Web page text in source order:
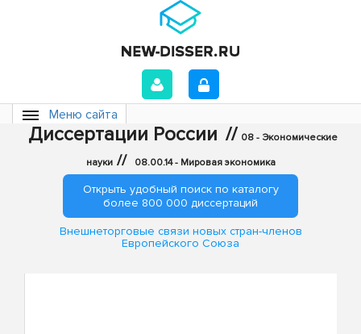
Меню сайта
Диссертации России // 08 - Экономические
науки // 08.00.14 - Мировая экономика
Открыть удобный поиск по каталогу
более 800 000 диссертаций
Внешнеторговые связи новых стран-членов
Европейского Союза